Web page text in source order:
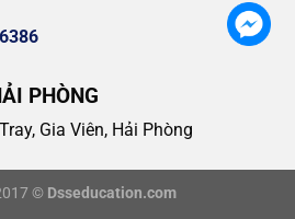
PHÒNG
Gia Viên, Hải Phòng
© Dsseducation.com